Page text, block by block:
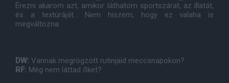
Érezni akarom azt, amikor láthatom sportszárat, az illatát,
és a textúráját... Nem hiszem, hogy ez valaha is
megváltozna.
DW: Vannak megrögzött rutinjaid meccsnapokon?
RF: Még nem láttad õket?